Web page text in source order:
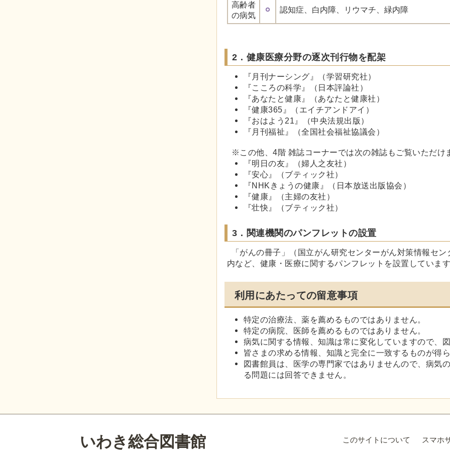
高齢者
の病気
認知症、白内障、リウマチ、緑内障
2．健康医療分野の逐次刊行物を配架
『月刊ナーシング』（学習研究社）
『こころの科学』（日本評論社）
『あなたと健康』（あなたと健康社）
『健康365』（エイチアンドアイ）
『おはよう21』（中央法規出版）
『月刊福祉』（全国社会福祉協議会）
※この他、4階 雑誌コーナーでは次の雑誌もご覧いただけ
『明日の友』（婦人之友社）
『安心』（ブティック社）
『NHKきょうの健康』（日本放送出版協会）
『健康』（主婦の友社）
『壮快』（ブティック社）
3．関連機関のパンフレットの設置
「がんの冊子」（国立がん研究センターがん対策情報セ
内など、健康・医療に関するパンフレットを設置していま
利用にあたっての留意事項
特定の治療法、薬を薦めるものではありません。
特定の病院、医師を薦めるものではありません。
病気に関する情報、知識は常に変化していますので、
皆さまの求める情報、知識と完全に一致するものが得
図書館員は、医学の専門家ではありませんので、病気
る問題には回答できません。
いわき総合図書館 このサイトについて スマホ